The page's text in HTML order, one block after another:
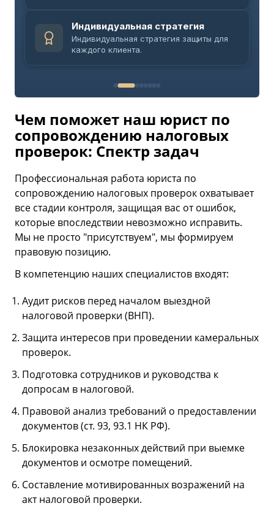
Индивидуальная стратегия
Индивидуальная стратегия защиты для
каждого клиента.
Чем поможет наш юрист по
сопровождению налоговых
проверок: Спектр задач
Профессиональная работа юриста по
сопровождению налоговых проверок охватывает
все стадии контроля, защищая вас от ошибок,
которые впоследствии невозможно исправить.
Мы не просто "присутствуем", мы формируем
правовую позицию.
В компетенцию наших специалистов входят:
Аудит рисков перед началом выездной
налоговой проверки (ВНП).
Защита интересов при проведении камеральных
проверок.
Подготовка сотрудников и руководства к
допросам в налоговой.
Правовой анализ требований о предоставлении
документов (ст. 93, 93.1 НК РФ).
Блокировка незаконных действий при выемке
документов и осмотре помещений.
Составление мотивированных возражений на
акт налоговой проверки.